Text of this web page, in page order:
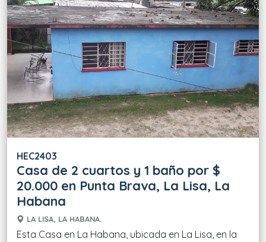
HEC2403
Casa de 2 cuartos y 1 baño por $
20.000 en Punta Brava, La Lisa, La
Habana
LA LISA, LA HABANA.
Esta Casa en La Habana, ubicada en La Lisa, en la